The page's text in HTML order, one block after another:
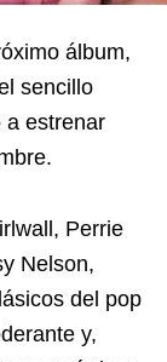
álbum,
sencillo
a estrenar
Perrie
Nelson,
del pop
y,